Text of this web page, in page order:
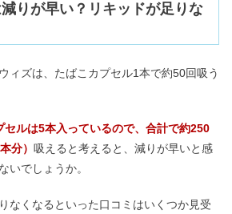
りが早い？リキッドが足りな
ィズは、たばこカプセル1本で約50回吸う
セルは5本入っているので、合計で約250
分） 吸えると考えると、減りが早いと感
いでしょうか。
なくなるといった口コミはいくつか見受